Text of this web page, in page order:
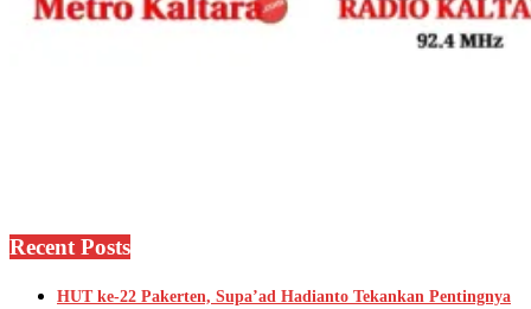
Recent Posts
HUT ke-22 Pakerten, Supa’ad Hadianto Tekankan Pentingnya